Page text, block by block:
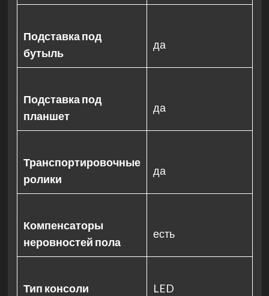
Подставка под
бутыль
да
Подставка под
планшет
да
Транспортировочные
ролики
да
Компенсаторы
неровностей пола
есть
Тип консоли LED